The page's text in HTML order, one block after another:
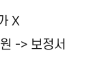
X
-> 보정서